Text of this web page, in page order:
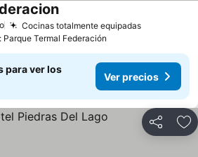
Cocinas totalmente equipadasVer
Ver precios
Parque Termal Federación
para ver los
Ver precios
Compartir